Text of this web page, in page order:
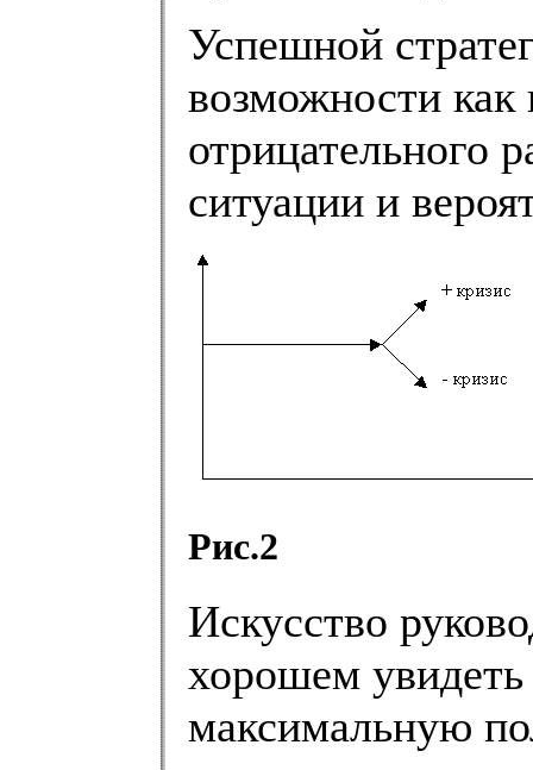
Успешной
возможности как
отрицательного
ситуации и
Рис.2
Искусство
хорошем увидеть
максимальную